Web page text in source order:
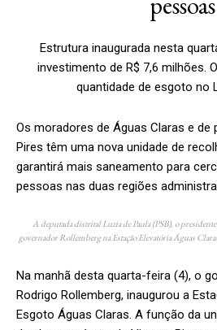
Estrutura inaugurada nesta
investimento de R$ 7,6 milhões.
quantidade de esgoto no
Os moradores de Águas Claras e de
Pires têm uma nova unidade de
garantirá mais saneamento para
pessoas nas duas regiões
A deputada distrital Luzia de Paula (PSB), o
governador Rollemberg na Estação Elevatória Águas
Na manhã desta quarta-feira (4), o
Rodrigo Rollemberg, inaugurou a
Esgoto Águas Claras. A função da